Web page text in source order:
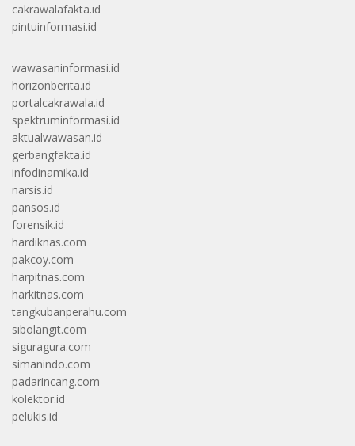
cakrawalafakta.id
pintuinformasi.id
wawasaninformasi.id
horizonberita.id
portalcakrawala.id
spektruminformasi.id
aktualwawasan.id
gerbangfakta.id
infodinamika.id
narsis.id
pansos.id
forensik.id
hardiknas.com
pakcoy.com
harpitnas.com
harkitnas.com
tangkubanperahu.com
sibolangit.com
siguragura.com
simanindo.com
padarincang.com
kolektor.id
pelukis.id